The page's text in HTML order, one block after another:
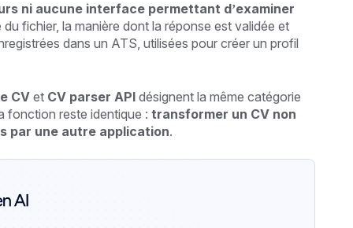
ni aucune interface permettant d’examiner
fichier, la manière dont la réponse est validée et
dans un ATS, utilisées pour créer un profil
CVet CV parser APIdésignent la même catégorie
fonction reste identique : transformer un CV non
par une autre application.